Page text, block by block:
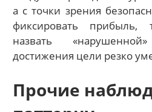
а с точки зрения
фиксировать
назвать
достижения цели резко
Прочие